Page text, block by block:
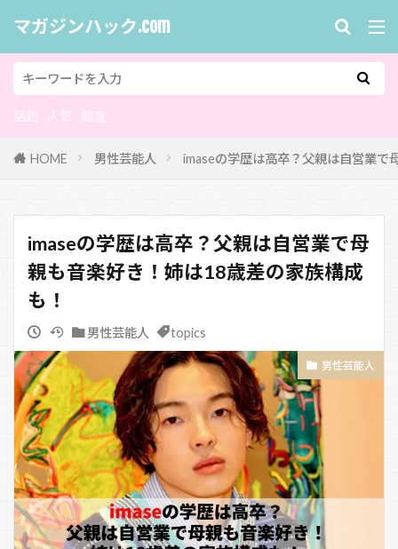
マガジンハック.com
HOME 男性芸能人 imaseの学歴は高卒？父親は自営業で
imaseの学歴は高卒？父親は自営業で母
親も音楽好き！姉は18歳差の家族構成
も！
男性芸能人 topics
男性芸能人